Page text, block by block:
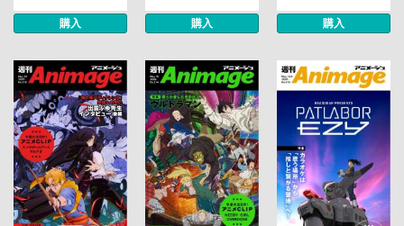
購入 購入 購入